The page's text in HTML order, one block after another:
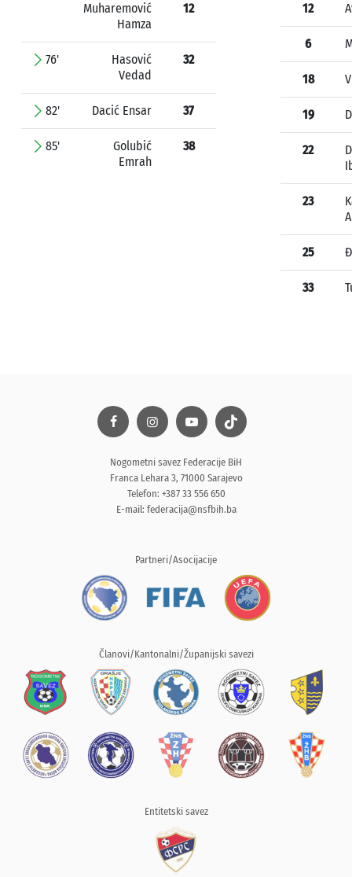
Muharemović
Hamza
12
76'
Hasović
Vedad
32
82' Dacić Ensar 37
85'
Golubić
Emrah
38
12
6
18
19
22
23
25
33
Nogometni savez Federacije BiH
Franca Lehara 3, 71000 Sarajevo
Telefon: +387 33 556 650
E-mail: federacija@nsfbih.ba
Partneri/Asocijacije
Članovi/Kantonalni/Županijski savezi
Entitetski savez